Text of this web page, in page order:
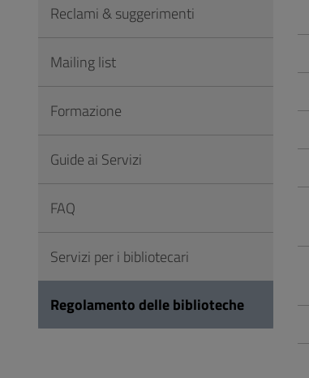
Reclami & suggerimenti
Mailing list
Formazione
Guide ai Servizi
FAQ
Servizi per i bibliotecari
Regolamento delle biblioteche